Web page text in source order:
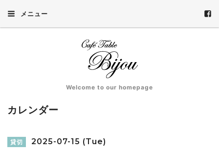
メニュー
Welcome to our homepage
カレンダー
貸切 2025-07-15 (Tue)